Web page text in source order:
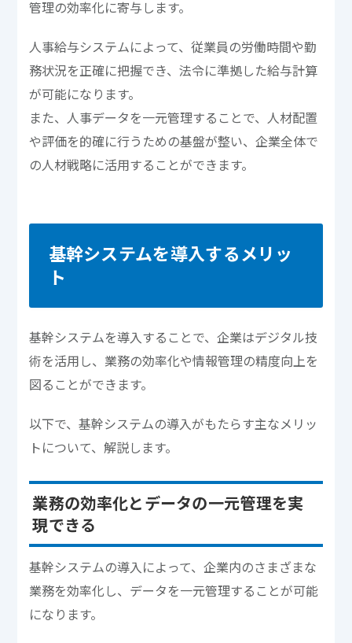
管理の効率化に寄与します。
人事給与システムによって、従業員の労働時間や勤
務状況を正確に把握でき、法令に準拠した給与計算
が可能になります。
また、人事データを一元管理することで、人材配置
や評価を的確に行うための基盤が整い、企業全体で
の人材戦略に活用することができます。
基幹システムを導入するメリッ
ト
基幹システムを導入することで、企業はデジタル技
術を活用し、業務の効率化や情報管理の精度向上を
図ることができます。
以下で、基幹システムの導入がもたらす主なメリッ
トについて、解説します。
業務の効率化とデータの一元管理を実
現できる
基幹システムの導入によって、企業内のさまざまな
業務を効率化し、データを一元管理することが可能
になります。